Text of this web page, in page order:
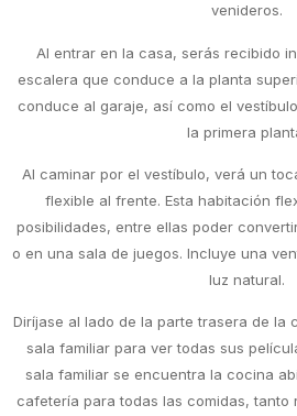
venideros.
Al entrar en la casa, serás recibido
escalera que conduce a la planta
conduce al garaje, así como el
la primera
Al caminar por el vestíbulo, verá un
flexible al frente. Esta habitación
posibilidades, entre ellas poder
o en una sala de juegos. Incluye una
luz natural.
Diríjase al lado de la parte trasera de la
sala familiar para ver todas sus
sala familiar se encuentra la cocina
cafetería para todas las comidas, tanto